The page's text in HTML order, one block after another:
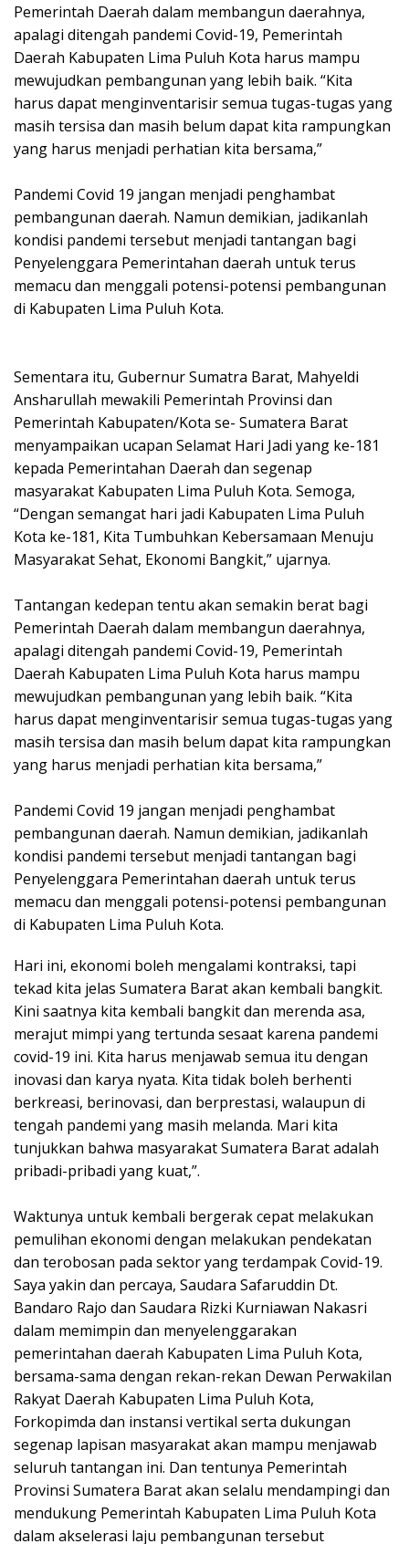
Pemerintah Daerah dalam membangun daerahnya,
apalagi ditengah pandemi Covid-19, Pemerintah
Daerah Kabupaten Lima Puluh Kota harus mampu
mewujudkan pembangunan yang lebih baik. “Kita
harus dapat menginventarisir semua tugas-tugas yang
masih tersisa dan masih belum dapat kita rampungkan
yang harus menjadi perhatian kita bersama,”
Pandemi Covid 19 jangan menjadi penghambat
pembangunan daerah. Namun demikian, jadikanlah
kondisi pandemi tersebut menjadi tantangan bagi
Penyelenggara Pemerintahan daerah untuk terus
memacu dan menggali potensi-potensi pembangunan
di Kabupaten Lima Puluh Kota.
Sementara itu, Gubernur Sumatra Barat, Mahyeldi
Ansharullah mewakili Pemerintah Provinsi dan
Pemerintah Kabupaten/Kota se- Sumatera Barat
menyampaikan ucapan Selamat Hari Jadi yang ke-181
kepada Pemerintahan Daerah dan segenap
masyarakat Kabupaten Lima Puluh Kota. Semoga,
“Dengan semangat hari jadi Kabupaten Lima Puluh
Kota ke-181, Kita Tumbuhkan Kebersamaan Menuju
Masyarakat Sehat, Ekonomi Bangkit,” ujarnya.
Tantangan kedepan tentu akan semakin berat bagi
Pemerintah Daerah dalam membangun daerahnya,
apalagi ditengah pandemi Covid-19, Pemerintah
Daerah Kabupaten Lima Puluh Kota harus mampu
mewujudkan pembangunan yang lebih baik. “Kita
harus dapat menginventarisir semua tugas-tugas yang
masih tersisa dan masih belum dapat kita rampungkan
yang harus menjadi perhatian kita bersama,”
Pandemi Covid 19 jangan menjadi penghambat
pembangunan daerah. Namun demikian, jadikanlah
kondisi pandemi tersebut menjadi tantangan bagi
Penyelenggara Pemerintahan daerah untuk terus
memacu dan menggali potensi-potensi pembangunan
di Kabupaten Lima Puluh Kota.
Hari ini, ekonomi boleh mengalami kontraksi, tapi
tekad kita jelas Sumatera Barat akan kembali bangkit.
Kini saatnya kita kembali bangkit dan merenda asa,
merajut mimpi yang tertunda sesaat karena pandemi
covid-19 ini. Kita harus menjawab semua itu dengan
inovasi dan karya nyata. Kita tidak boleh berhenti
berkreasi, berinovasi, dan berprestasi, walaupun di
tengah pandemi yang masih melanda. Mari kita
tunjukkan bahwa masyarakat Sumatera Barat adalah
pribadi-pribadi yang kuat,”.
Waktunya untuk kembali bergerak cepat melakukan
pemulihan ekonomi dengan melakukan pendekatan
dan terobosan pada sektor yang terdampak Covid-19.
Saya yakin dan percaya, Saudara Safaruddin Dt.
Bandaro Rajo dan Saudara Rizki Kurniawan Nakasri
dalam memimpin dan menyelenggarakan
pemerintahan daerah Kabupaten Lima Puluh Kota,
bersama-sama dengan rekan-rekan Dewan Perwakilan
Rakyat Daerah Kabupaten Lima Puluh Kota,
Forkopimda dan instansi vertikal serta dukungan
segenap lapisan masyarakat akan mampu menjawab
seluruh tantangan ini. Dan tentunya Pemerintah
Provinsi Sumatera Barat akan selalu mendampingi dan
mendukung Pemerintah Kabupaten Lima Puluh Kota
dalam akselerasi laju pembangunan tersebut